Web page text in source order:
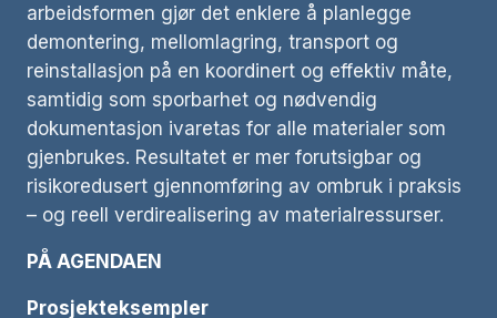
arbeidsformen gjør det enklere å planlegge
demontering, mellomlagring, transport og
reinstallasjon på en koordinert og effektiv måte,
samtidig som sporbarhet og nødvendig
dokumentasjon ivaretas for alle materialer som
gjenbrukes. Resultatet er mer forutsigbar og
risikoredusert gjennomføring av ombruk i praksis
– og reell verdirealisering av materialressurser.
PÅ AGENDAEN
Prosjekteksempler